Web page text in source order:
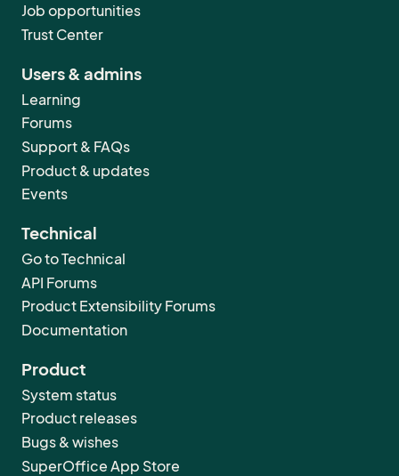
Job opportunities
Trust Center
Users & admins
Learning
Forums
Support & FAQs
Product & updates
Events
Technical
Go to Technical
API Forums
Product Extensibility Forums
Documentation
Product
System status
Product releases
Bugs & wishes
SuperOffice App Store